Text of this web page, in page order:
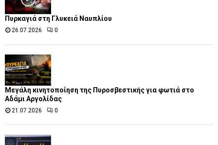
Πυρκαγιά στη Γλυκειά Ναυπλίου
26.07.2026 0
Μεγάλη κινητοποίηση της Πυροσβεστικής για φωτιά στο
Αδάμι Αργολίδας
21.07.2026 0